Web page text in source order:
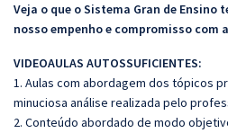
Veja o que o Sistema Gran de Ensino
nosso empenho e compromisso com
VIDEOAULAS AUTOSSUFICIENTES:
1. Aulas com abordagem dos tópicos
minuciosa análise realizada pelo
2. Conteúdo abordado de modo